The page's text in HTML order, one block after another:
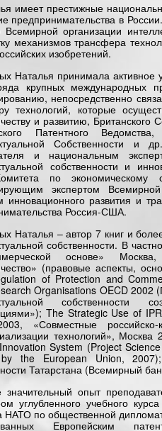
имеет престижные
предпринимательства в
организации
механизмов трансфера
изобретений.
Наталья принимала активное
крупных международных
непосредственно
технологий, которые
и развитию,
Патентного
Собственности и
и национальным
собственности и
по экономическому
экспертом
инновационного развития и
Россия-США.
Наталья – автор 7 книг и
собственности. В
основе» Москва,
(правовые аспекты,
of Protection and
Organisations OECD 2002
собственности
The Strategic Use of
«Совместные
технологий»,
Innovation System (Project
the European Union, 2007);
Татарстана (Всемирный
опыт
углубленного учебного
НАТО по общественной
Европейским